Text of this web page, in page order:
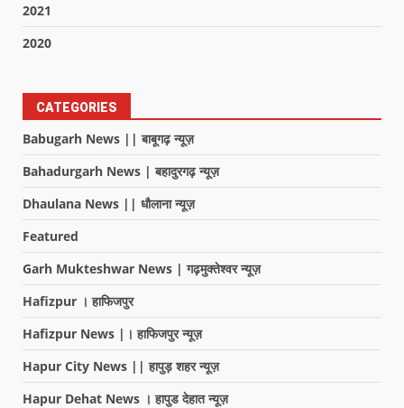
2021
2020
CATEGORIES
Babugarh News || बाबूगढ़ न्यूज़
Bahadurgarh News | बहादुरगढ़ न्यूज़
Dhaulana News || धौलाना न्यूज़
Featured
Garh Mukteshwar News | गढ़मुक्तेश्वर न्यूज़
Hafizpur । हाफिजपुर
Hafizpur News |। हाफिजपुर न्यूज़
Hapur City News || हापुड़ शहर न्यूज़
Hapur Dehat News । हापुड देहात न्यूज़